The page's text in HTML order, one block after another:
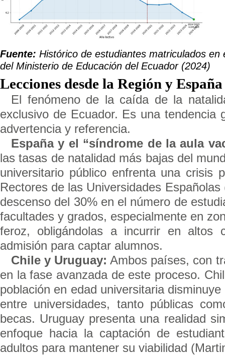
Fuente: Histórico de estudiantes matriculados
del Ministerio de Educación del Ecuador (2024)
Lecciones desde la Región y España
El fenómeno de la caída de la
exclusivo de Ecuador. Es una tendencia
advertencia y referencia.
España y el “síndrome de la aula
las tasas de natalidad más bajas del
universitario público enfrenta una crisis
Rectores de las Universidades
descenso del 30% en el número de
facultades y grados, especialmente en
feroz, obligándolas a incurrir en altos
admisión para captar alumnos.
Chile y Uruguay: Ambos países, con
en la fase avanzada de este proceso.
población en edad universitaria
entre universidades, tanto públicas
becas. Uruguay presenta una realidad
enfoque hacia la captación de
adultos para mantener su viabilidad